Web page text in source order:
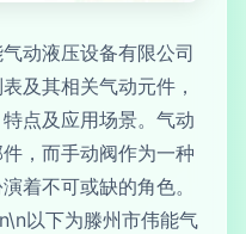
动液压设备有限公司
及其相关气动元件，
点及应用场景。气动
，而手动阀作为一种
着不可或缺的角色。
以下为滕州市伟能气